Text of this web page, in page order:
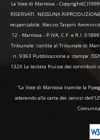
La Voce di Mantova -
RISERVATI. NESSUNA
responsabile: Alessio Tarpini
12 - Mantova - P.IVA, C.F. e R.I.
Tribunale: iscritta al Tribunale di
n. 9363 Pubblicazione a stampa:
132X La testata fruisce dei contributi
“La Voce di Mantova tramite la
aderendo alla carta dei servizi